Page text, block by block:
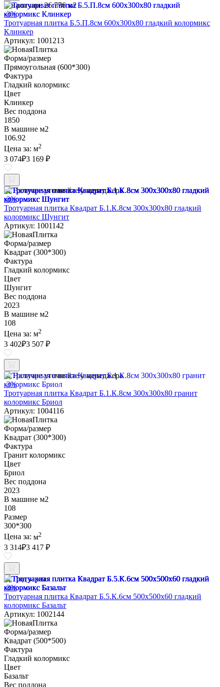
В наличии: 26.776 м2
-3%
Тротуарная плитка Б.5.П.8см 600х300х80 гладкий колормикс
Клинкер
Артикул: 1001213
Форма/размер
Прямоугольная (600*300)
Фактура
Гладкий колормикс
Цвет
Клинкер
Вес поддона
1850
В машине м2
106.92
Цена за: м2
3 074₽3 169 ₽
Наличие уточняйте у менеджера
-3%
Тротуарная плитка Квадрат Б.1.К.8см 300х300х80 гладкий
колормикс Шунгит
Артикул: 1001142
Форма/размер
Квадрат (300*300)
Фактура
Гладкий колормикс
Цвет
Шунгит
Вес поддона
2023
В машине м2
108
Цена за: м2
3 402₽3 507 ₽
Наличие уточняйте у менеджера
-3%
Тротуарная плитка Квадрат Б.1.К.8см 300х300х80 гранит
колормикс Бриол
Артикул: 1004116
Форма/размер
Квадрат (300*300)
Фактура
Гранит колормикс
Цвет
Бриол
Вес поддона
2023
В машине м2
108
Размер
300*300
Цена за: м2
3 314₽3 417 ₽
Под заказ
-3%
Тротуарная плитка Квадрат Б.5.К.6см 500х500х60 гладкий
колормикс Базальт
Артикул: 1002144
Форма/размер
Квадрат (500*500)
Фактура
Гладкий колормикс
Цвет
Базальт
Вес поддона